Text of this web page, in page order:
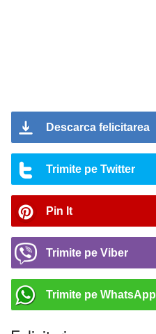
Descarca felicitarea
Trimite pe Twitter
Pin It
Trimite pe Viber
Trimite pe WhatsApp